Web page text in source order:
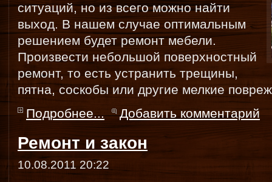
ситуаций, но из всего можно найти
выход. В нашем случае оптимальным
решением будет ремонт мебели.
Произвести небольшой поверхностный
ремонт, то есть устранить трещины,
пятна, соскобы или другие мелкие
Подробнее...
Добавить комментарий
Ремонт и закон
10.08.2011 20:22